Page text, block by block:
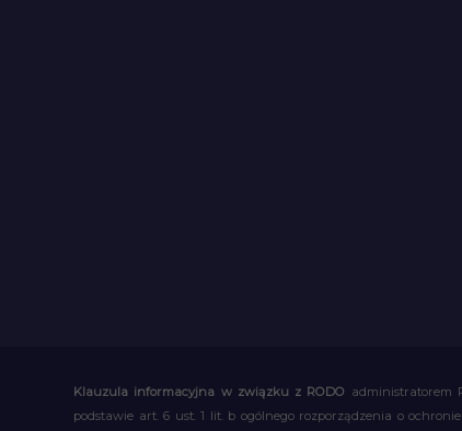
Klauzula informacyjna w związku z RODO administratorem
podstawie art. 6 ust. 1 lit. b ogólnego rozporządzenia o